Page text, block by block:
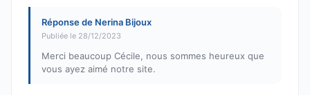
Réponse de Nerina Bijoux
Publiée le 28/12/2023
Merci beaucoup Cécile, nous sommes heureux que
vous ayez aimé notre site.